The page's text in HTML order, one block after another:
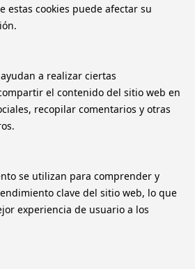
estas cookies puede afectar su
a realizar ciertas
el contenido del sitio web en
recopilar comentarios y otras
se utilizan para comprender y
clave del sitio web, lo que
experiencia de usuario a los